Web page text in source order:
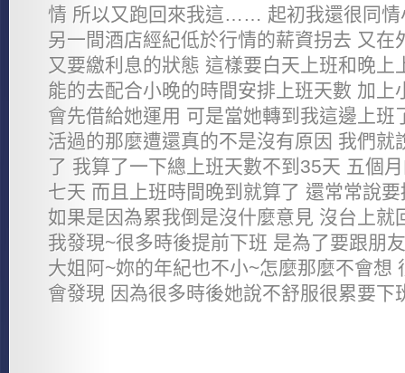
情 所以又跑回來我這…… 起初我還很同情
另一間酒店經紀低於行情的薪資拐去 又在
又要繳利息的狀態 這樣要白天上班和晚上
能的去配合小晚的時間安排上班天數 加上
會先借給她運用 可是當她轉到我這邊上班
活過的那麼遭還真的不是沒有原因 我們就
了 我算了一下總上班天數不到35天 五個
七天 而且上班時間晚到就算了 還常常說
如果是因為累我倒是沒什麼意見 沒台上就
我發現~很多時後提前下班 是為了要跟朋
大姐阿~妳的年紀也不小~怎麼那麼不會想
會發現 因為很多時後她說不舒服很累要下